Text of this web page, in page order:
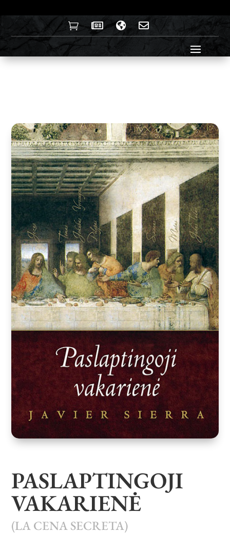
   
PASLAPTINGOJI
VAKARIENĖ
(LA CENA SECRETA)